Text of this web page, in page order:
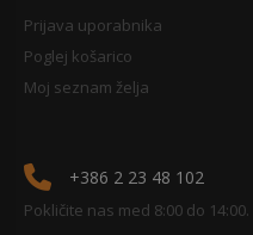
Prijava uporabnika
Poglej košarico
Moj seznam želja
+386 2 23 48 102
Pokličite nas med 8:00 do 14:00.